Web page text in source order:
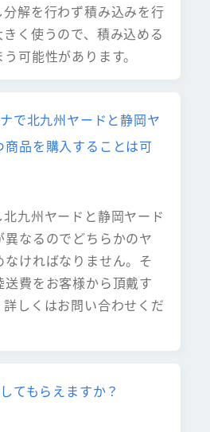
解を行わず積み込みを行
く使うので、積み込める
可能性があります。
で北九州ヤードと静岡ヤ
品を購入することは可
九州ヤードと静岡ヤード
なるのでどちらかのヤ
ければなりません。そ
費をお客様から頂戴す
しくはお問い合わせくだ
てもらえますか？